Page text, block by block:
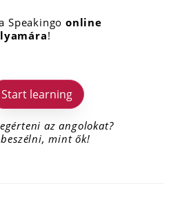
Speakingo online
!
Start learning
az angolokat?
mint ők!